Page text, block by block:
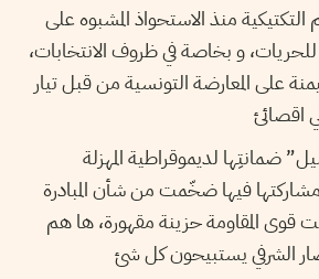
منذ الاستحواذ المشبوه على
و بخاصة في ظروف الانتخابات،
على المعارضة التونسية من قبل تيار
اقصائئ
ضمانتِها لديموقراطية المهزلة
فيها ضخّمت من شأن المبادرة
قوى المقاومة حزينة مقهورة، ها هم
الشرفي يستبيحون كل شئ